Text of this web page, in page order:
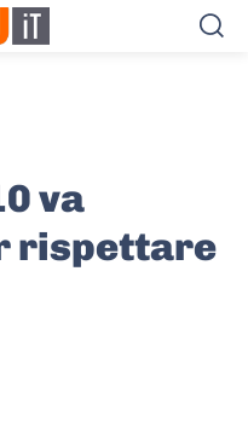
va
rispettare